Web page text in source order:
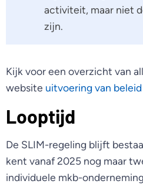
activiteit, maar niet
zijn.
Kijk voor een overzicht van
website uitvoering van
Looptijd
De SLIM-regeling blijft
kent vanaf 2025 nog maar
individuele mkb-